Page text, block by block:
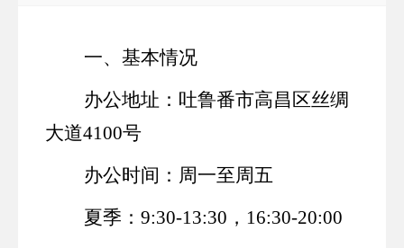
一、基本情况
办公地址：吐鲁番市高昌区丝绸
大道4100号
办公时间： 周一至周五
夏季： 9:30-13:30，16:30-20:00